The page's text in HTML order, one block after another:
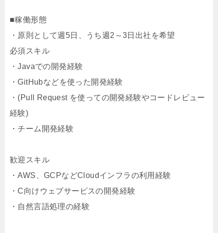
■稼働形態
・原則として週5日、うち週2～3日出社を希望
必須スキル
・Javaでの開発経験
・GitHubなどを使った開発経験
・(Pull Request を使っての開発経験やコードレビュー
経験)
・チーム開発経験
歓迎スキル
・AWS、GCPなどCloudインフラの利用経験
・C向けウェブサービスの開発経験
・自然言語処理の経験